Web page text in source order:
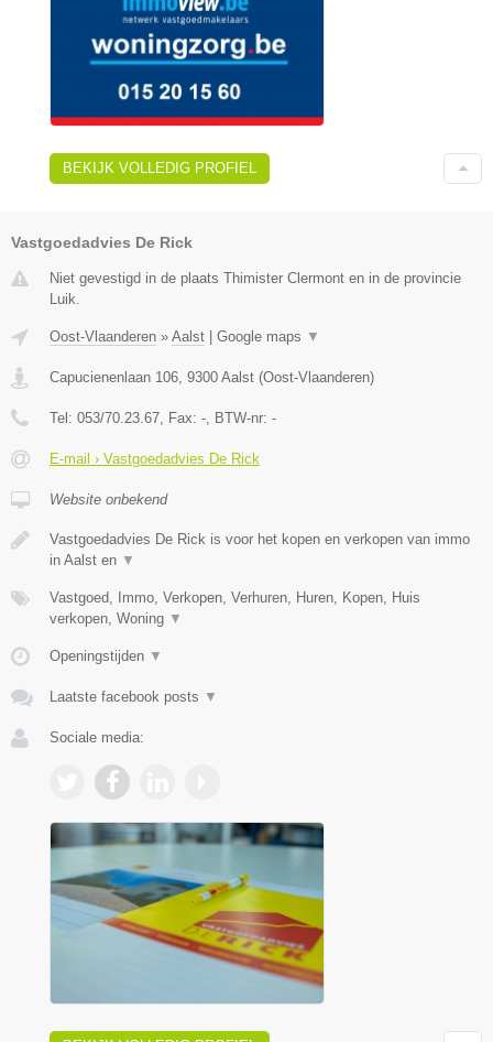
BEKIJK VOLLEDIG PROFIEL
Vastgoedadvies De Rick
Niet gevestigd in de plaats Thimister Clermont en in de provincie
Luik.
Oost-Vlaanderen » Aalst Google maps ▼
Capucienenlaan 106 9300 Aalst (Oost-Vlaanderen)
Tel: 053/70.23.67 , Fax: - , BTW-nr: -
E-mail › Vastgoedadvies De Rick
Website onbekend
Vastgoedadvies De Rick is voor het kopen en verkopen van immo
in Aalst en ▼
Vastgoed, Immo, Verkopen, Verhuren, Huren, Kopen, Huis
verkopen, Woning ▼
Openingstijden ▼
Laatste facebook posts ▼
Sociale media: